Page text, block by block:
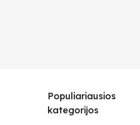
Populiariausios
kategorijos